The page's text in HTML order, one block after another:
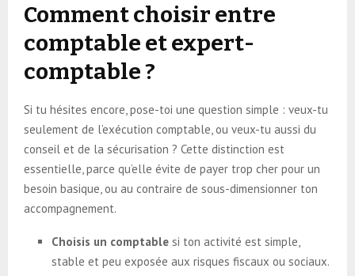
Comment choisir entre
comptable et expert-
comptable ?
Si tu hésites encore, pose-toi une question simple : veux-tu
seulement de l’exécution comptable, ou veux-tu aussi du
conseil et de la sécurisation ? Cette distinction est
essentielle, parce qu’elle évite de payer trop cher pour un
besoin basique, ou au contraire de sous-dimensionner ton
accompagnement.
Choisis un comptable si ton activité est simple,
stable et peu exposée aux risques fiscaux ou sociaux.